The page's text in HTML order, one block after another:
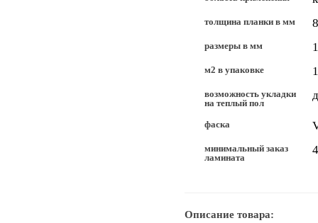
толщина планки в мм 8
размеры в мм
м2 в упаковке
возможность укладки
на теплый пол
фаска
минимальный заказ
ламината
Описание товара: